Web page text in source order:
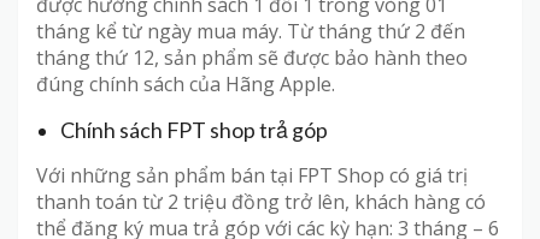
tháng kể từ ngày mua máy. Từ tháng thứ 2 đến
tháng thứ 12, sản phẩm sẽ được bảo hành theo
đúng chính sách của Hãng Apple.
Chính sách FPT shop trả góp
Với những sản phẩm bán tại FPT Shop có giá trị
thanh toán từ 2 triệu đồng trở lên, khách hàng có
thể đăng ký mua trả góp với các kỳ hạn: 3 tháng – 6